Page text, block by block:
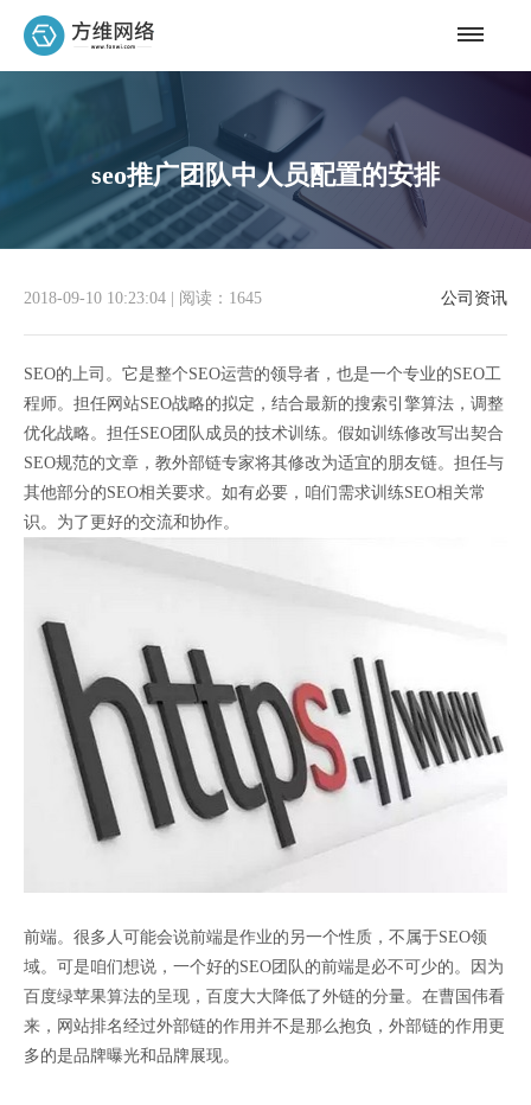
seo推广团队中人员配置的安排
公司资讯
2018-09-10 10:23:04 阅读：1645
SEO的上司。它是整个SEO运营的领导者，也是一个专业的SEO工
程师。担任网站SEO战略的拟定，结合最新的搜索引擎算法，调整
优化战略。担任SEO团队成员的技术训练。假如训练修改写出契合
SEO规范的文章，教外部链专家将其修改为适宜的朋友链。担任与
其他部分的SEO相关要求。如有必要，咱们需求训练SEO相关常
识。为了更好的交流和协作。
前端。很多人可能会说前端是作业的另一个性质，不属于SEO领
域。可是咱们想说，一个好的SEO团队的前端是必不可少的。因为
百度绿苹果算法的呈现，百度大大降低了外链的分量。在曹国伟看
来，网站排名经过外部链的作用并不是那么抱负，外部链的作用更
多的是品牌曝光和品牌展现。